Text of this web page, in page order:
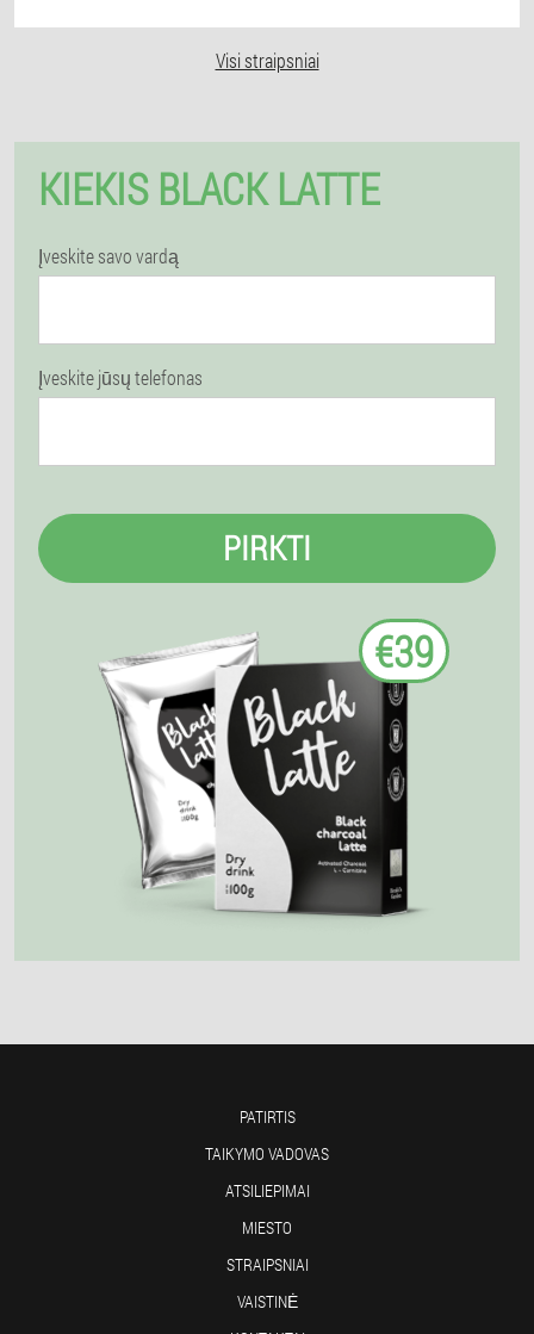
Visi straipsniai
KIEKIS BLACK LATTE
Įveskite savo vardą
Įveskite jūsų telefonas
PIRKTI
€39
PATIRTIS
TAIKYMO VADOVAS
ATSILIEPIMAI
MIESTO
STRAIPSNIAI
VAISTINĖ